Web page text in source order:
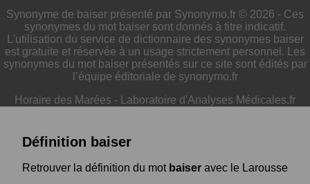
Synonyme de baiser présenté par Synonymo.fr © 2026 - Ces
synonymes du mot baiser sont donnés à titre indicatif.
L'utilisation du service de dictionnaire des synonymes baiser
est gratuite et réservée à un usage strictement personnel. Les
synonymes du mot baiser présentés sur ce site sont édités par
l’équipe éditoriale de synonymo.fr
Horaire des Marées - Laboratoire d'Analyses Médicales.fr
Définition baiser
Retrouver la définition du mot baiser avec le Larousse